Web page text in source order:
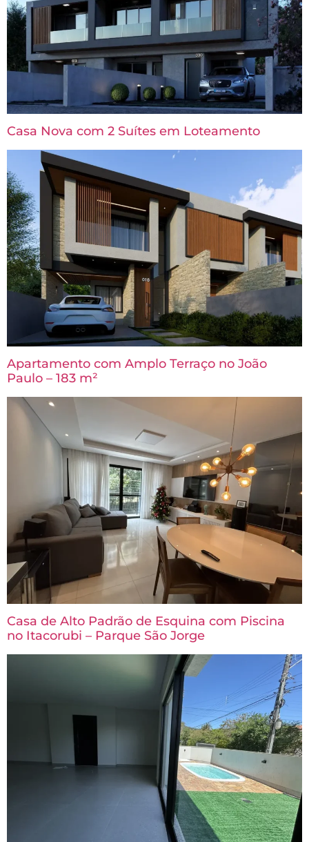
Casa Nova com 2 Suítes em Loteamento
Apartamento com Amplo Terraço no João
Paulo – 183 m²
Casa de Alto Padrão de Esquina com Piscina
no Itacorubi – Parque São Jorge